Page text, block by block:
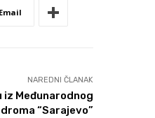
Email
NAREDNI ČLANAK
iz Međunarodnog
“Sarajevo”